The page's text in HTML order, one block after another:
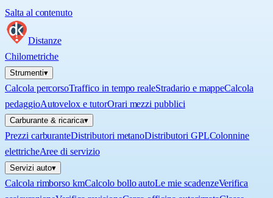
Salta al contenuto
Distanze
Chilometriche
Strumenti▾
Calcola percorsoTraffico in tempo realeStradario e mappeCalcola
pedaggioAutovelox e tutorOrari mezzi pubblici
Carburante & ricarica▾
Prezzi carburanteDistributori metanoDistributori GPLColonnine
elettricheAree di servizio
Servizi auto▾
Calcola rimborso kmCalcolo bollo autoLe mie scadenzeVerifica